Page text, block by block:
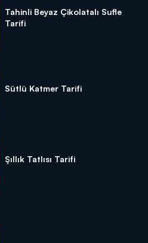
Tahinli Beyaz Çikolatalı Sufle
Tarifi
Sütlü Katmer Tarifi
Şıllık Tatlısı Tarifi